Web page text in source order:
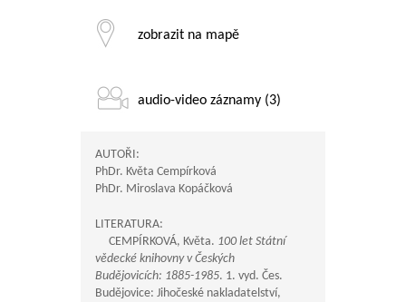
zobrazit na mapě
audio-video záznamy (3)
AUTOŘI:
PhDr. Květa Cempírková
PhDr. Miroslava Kopáčková
LITERATURA:
CEMPÍRKOVÁ, Květa. 100 let Státní
vědecké knihovny v Českých
Budějovicích: 1885-1985. 1. vyd. Čes.
Budějovice: Jihočeské nakladatelství,